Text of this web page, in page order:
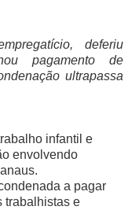
deferiu
pagamento de
ultrapassa
infantil e
envolvendo
a pagar
trabalhistas e